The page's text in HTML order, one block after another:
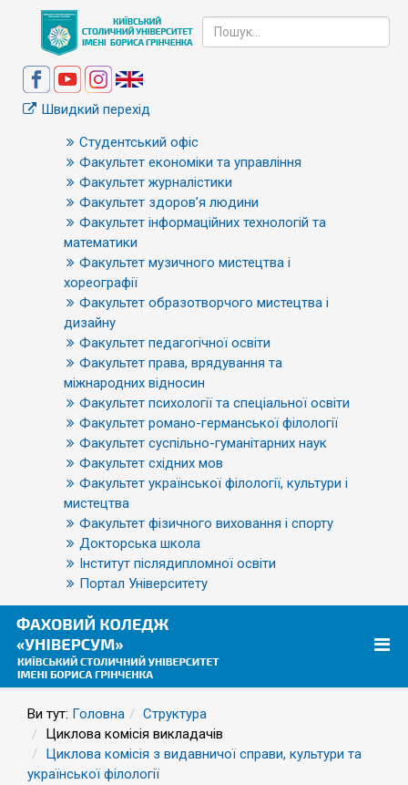
Швидкий перехід
Студентський офіс
Факультет економіки та управління
Факультет журналістики
Факультет здоров’я людини
Факультет інформаційних технологій та
математики
Факультет музичного мистецтва і
хореографії
Факультет образотворчого мистецтва і
дизайну
Факультет педагогічної освіти
Факультет права, врядування та
міжнародних відносин
Факультет психології та спеціальної освіти
Факультет романо-германської філології
Факультет суспільно-гуманітарних наук
Факультет східних мов
Факультет української філології, культури і
мистецтва
Факультет фізичного виховання і спорту
Докторська школа
Інститут післядипломної освіти
Портал Університету
Ви тут: Головна
Структура
Циклова комісія викладачів
Циклова комісія з видавничої справи, культури та
української філології